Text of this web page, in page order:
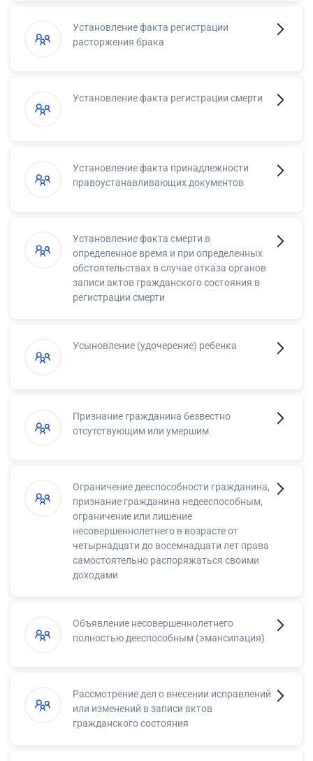
Установление факта регистрации
расторжения брака
Установление факта регистрации смерти
Установление факта принадлежности
правоустанавливающих документов
Установление факта смерти в
определенное время и при определенных
обстоятельствах в случае отказа органов
записи актов гражданского состояния в
регистрации смерти
Усыновление (удочерение) ребенка
Признание гражданина безвестно
отсутствующим или умершим
Ограничение дееспособности гражданина,
признание гражданина недееспособным,
ограничение или лишение
несовершеннолетнего в возрасте от
четырнадцати до восемнадцати лет права
самостоятельно распоряжаться своими
доходами
Объявление несовершеннолетнего
полностью дееспособным (эмансипация)
Рассмотрение дел о внесении исправлений
или изменений в записи актов
гражданского состояния